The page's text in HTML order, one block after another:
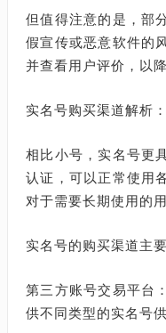
但值得注意的是，部
假宣传或恶意软件的
并查看用户评价，以
实名号购买渠道解析
相比小号，实名号更
认证，可以正常使用
对于需要长期使用的
实名号的购买渠道主
第三方账号交易平台
供不同类型的实名号